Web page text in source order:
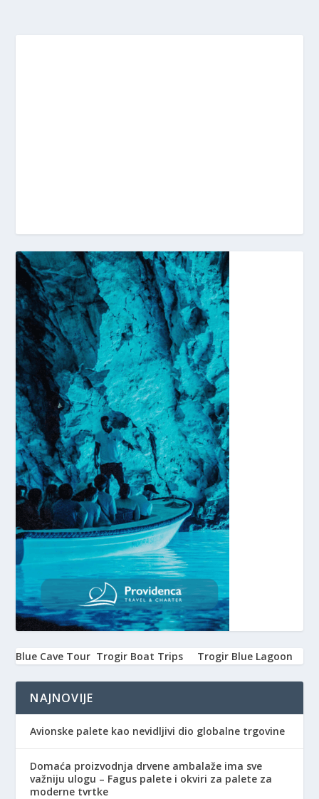
Blue Cave Tour Trogir Boat Trips Trogir Blue Lagoon
NAJNOVIJE
Avionske palete kao nevidljivi dio globalne trgovine
Domaća proizvodnja drvene ambalaže ima sve
važniju ulogu – Fagus palete i okviri za palete za
moderne tvrtke